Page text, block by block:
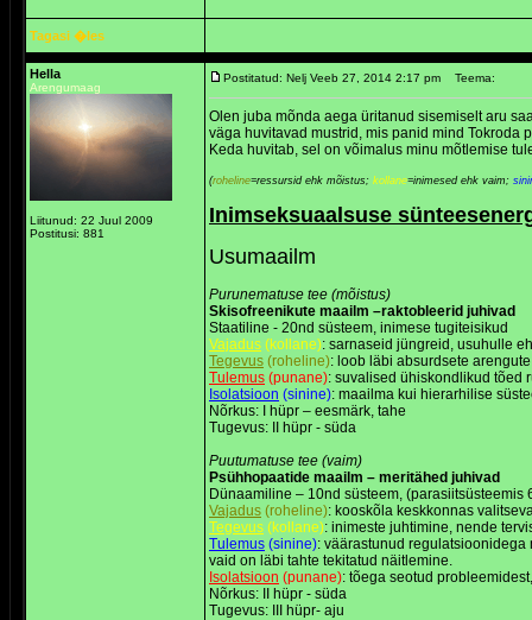
Tagasi �les
Hella
Arengumaag
Liitunud: 22 Juul 2009
Postitusi: 881
Postitatud: Nelj Veeb 27, 2014 2:17 pm Teema:
Olen juba mõnda aega üritanud sisemiselt aru
väga huvitavad mustrid, mis panid mind Tokroda
Keda huvitab, sel on võimalus minu mõtlemise
(roheline=ressursid ehk mõistus; kollane=inimesed ehk vaim;
Inimseksuaalsuse
Usumaailm
Purunematuse tee (mõistus)
Skisofreenikute maailm –raktobleerid juhivad
Staatiline - 20nd süsteem, inimese tugiteisikud
Vajadus (kollane): sarnaseid jüngreid, usuhulle
Tegevus (roheline): loob läbi absurdsete
Tulemus (punane): suvalised ühiskondlikud tõed
Isolatsioon (sinine): maailma kui hierarhilise
Nõrkus: I hüpr – eesmärk, tahe
Tugevus: II hüpr - süda
Puutumatuse tee (vaim)
Psühhopaatide maailm – meritähed juhivad
Dünaamiline – 10nd süsteem, (parasiitsüsteemis
Vajadus (roheline): kooskõla keskkonnas
Tegevus (kollane): inimeste juhtimine, nende
Tulemus (sinine): väärastunud
vaid on läbi tahte tekitatud näitlemine.
Isolatsioon (punane): tõega seotud
Nõrkus: II hüpr - süda
Tugevus: III hüpr- aju